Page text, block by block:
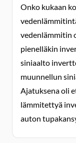
Onko kukaan
vedenlämmitin
pienelläkin
siniaalto
muunnellun
Ajatuksena oli
lämmitettyä
auton